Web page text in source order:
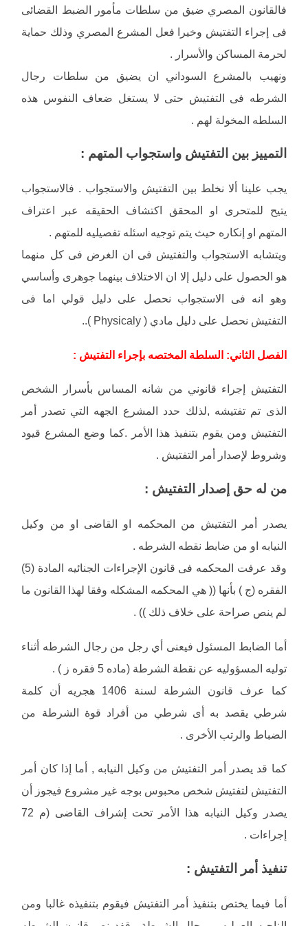
فالقانون المصري ضيق من سلطات مأمور الضبط القضائى
فى إجراء التفتيش وخيرا فعل المشرع المصري وذلك حماية
لحرمة المساكن والأسرار .
ونهيب بالمشرع السوداني ان يضيق من سلطات رجال
الشرطه فى التفتيش حتى لا يستغل ضعاف النفوس هذه
السلطه المخولة لهم .
التمييز بين التفتيش واستجواب المتهم :
يجب علينا ألا نخلط بين التفتيش والاستجواب . فالاستجواب
يتيح للمتحرى او المحقق اكتشاف الحقيقه عبر اعتراف
المتهم او إنكاره حيث يتم توجيه اسئله تفصيليه للمتهم .
ويتشابه الاستجواب والتفتيش فى ان الغرض فى كل منهما
هو الحصول على دليل إلا ان الاختلاف بينهما جوهرى وأساسي
وهو انه فى الاستجواب نحصل على دليل قولي اما فى
التفتيش نحصل على دليل مادي ( Physicaly )..
الفصل الثاني: السلطة المختصه بإجراء التفتيش :
التفتيش إجراء قانوني من شانه المساس بأسرار الشخص
الذى تم تفتيشه ,لذلك حدد المشرع الجهه التي تصدر أمر
التفتيش ومن يقوم بتنفيذ هذا الأمر .كما وضع المشرع قيود
وشروط لإصدار أمر التفتيش .
من له حق إصدار التفتيش :
يصدر أمر التفتيش من المحكمه او القاضى او من وكيل
النيابه او من ضابط نقطه الشرطه .
وقد عرفت المحكمه فى قانون الإجراءات الجنائيه المادة (5)
الفقره (ج ) بأنها (( هي المحكمه المشكله وفقا لهذا القانون ما
لم ينص صراحة على خلاف ذلك )) .
أما الضابط المسئول فيعنى أي رجل من رجال الشرطه أثناء
توليه المسؤوليه عن نقطة الشرطة (ماده 5 فقره ز ) .
كما عرف قانون الشرطة لسنة 1406 هجريه أن كلمة
شرطي يقصد به أى شرطي من أفراد قوة الشرطة من
الضباط والرتب الأخرى .
كما قد يصدر أمر التفتيش من وكيل النيابه , أما إذا كان أمر
التفتيش لتفتيش شخص محبوس بوجه غير مشروع فيجوز أن
يصدر وكيل النيابه هذا الأمر تحت إشراف القاضى (م 72
إجراءات .
تنفيذ أمر التفتيش :
أما فيما يختص بتنفيذ أمر التفتيش فيقوم بتنفيذه غالبا ومن